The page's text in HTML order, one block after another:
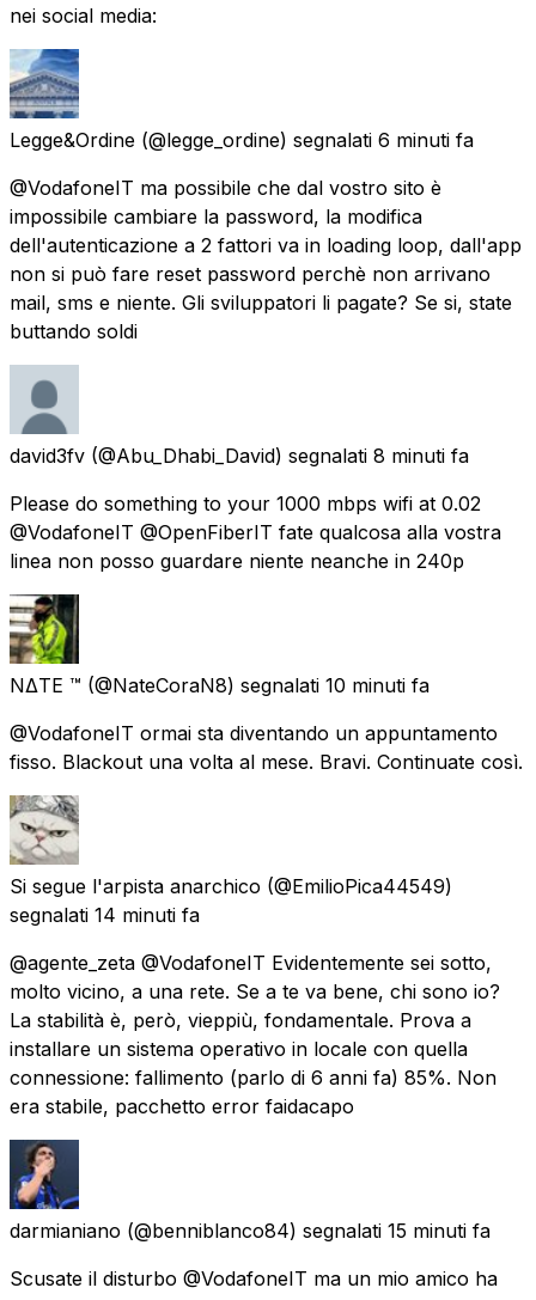
nei social media:
Legge&Ordine (@legge_ordine) segnalati 6 minuti fa
@VodafoneIT ma possibile che dal vostro sito è
impossibile cambiare la password, la modifica
dell'autenticazione a 2 fattori va in loading loop, dall'app
non si può fare reset password perchè non arrivano
mail, sms e niente. Gli sviluppatori li pagate? Se si, state
buttando soldi
david3fv (@Abu_Dhabi_David) segnalati 8 minuti fa
Please do something to your 1000 mbps wifi at 0.02
@VodafoneIT @OpenFiberIT fate qualcosa alla vostra
linea non posso guardare niente neanche in 240p
NΔTE ™️ (@NateCoraN8) segnalati 10 minuti fa
@VodafoneIT ormai sta diventando un appuntamento
fisso. Blackout una volta al mese. Bravi. Continuate così.
Si segue l'arpista anarchico (@EmilioPica44549)
segnalati 14 minuti fa
@agente_zeta @VodafoneIT Evidentemente sei sotto,
molto vicino, a una rete. Se a te va bene, chi sono io?
La stabilità è, però, vieppiù, fondamentale. Prova a
installare un sistema operativo in locale con quella
connessione: fallimento (parlo di 6 anni fa) 85%. Non
era stabile, pacchetto error faidacapo
darmianiano (@benniblanco84) segnalati 15 minuti fa
Scusate il disturbo @VodafoneIT ma un mio amico ha